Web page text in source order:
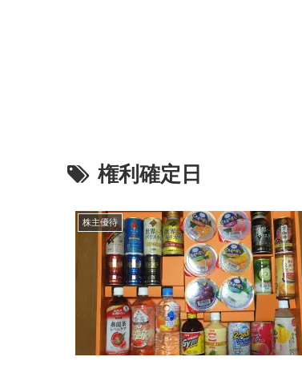
権利確定日
株主優待